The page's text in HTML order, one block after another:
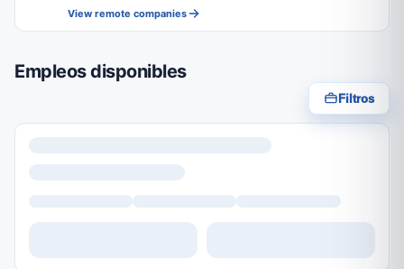
View remote companies
Empleos disponibles
Filtros